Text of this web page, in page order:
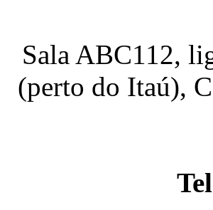
Sala ABC112,
(perto do Itaú),